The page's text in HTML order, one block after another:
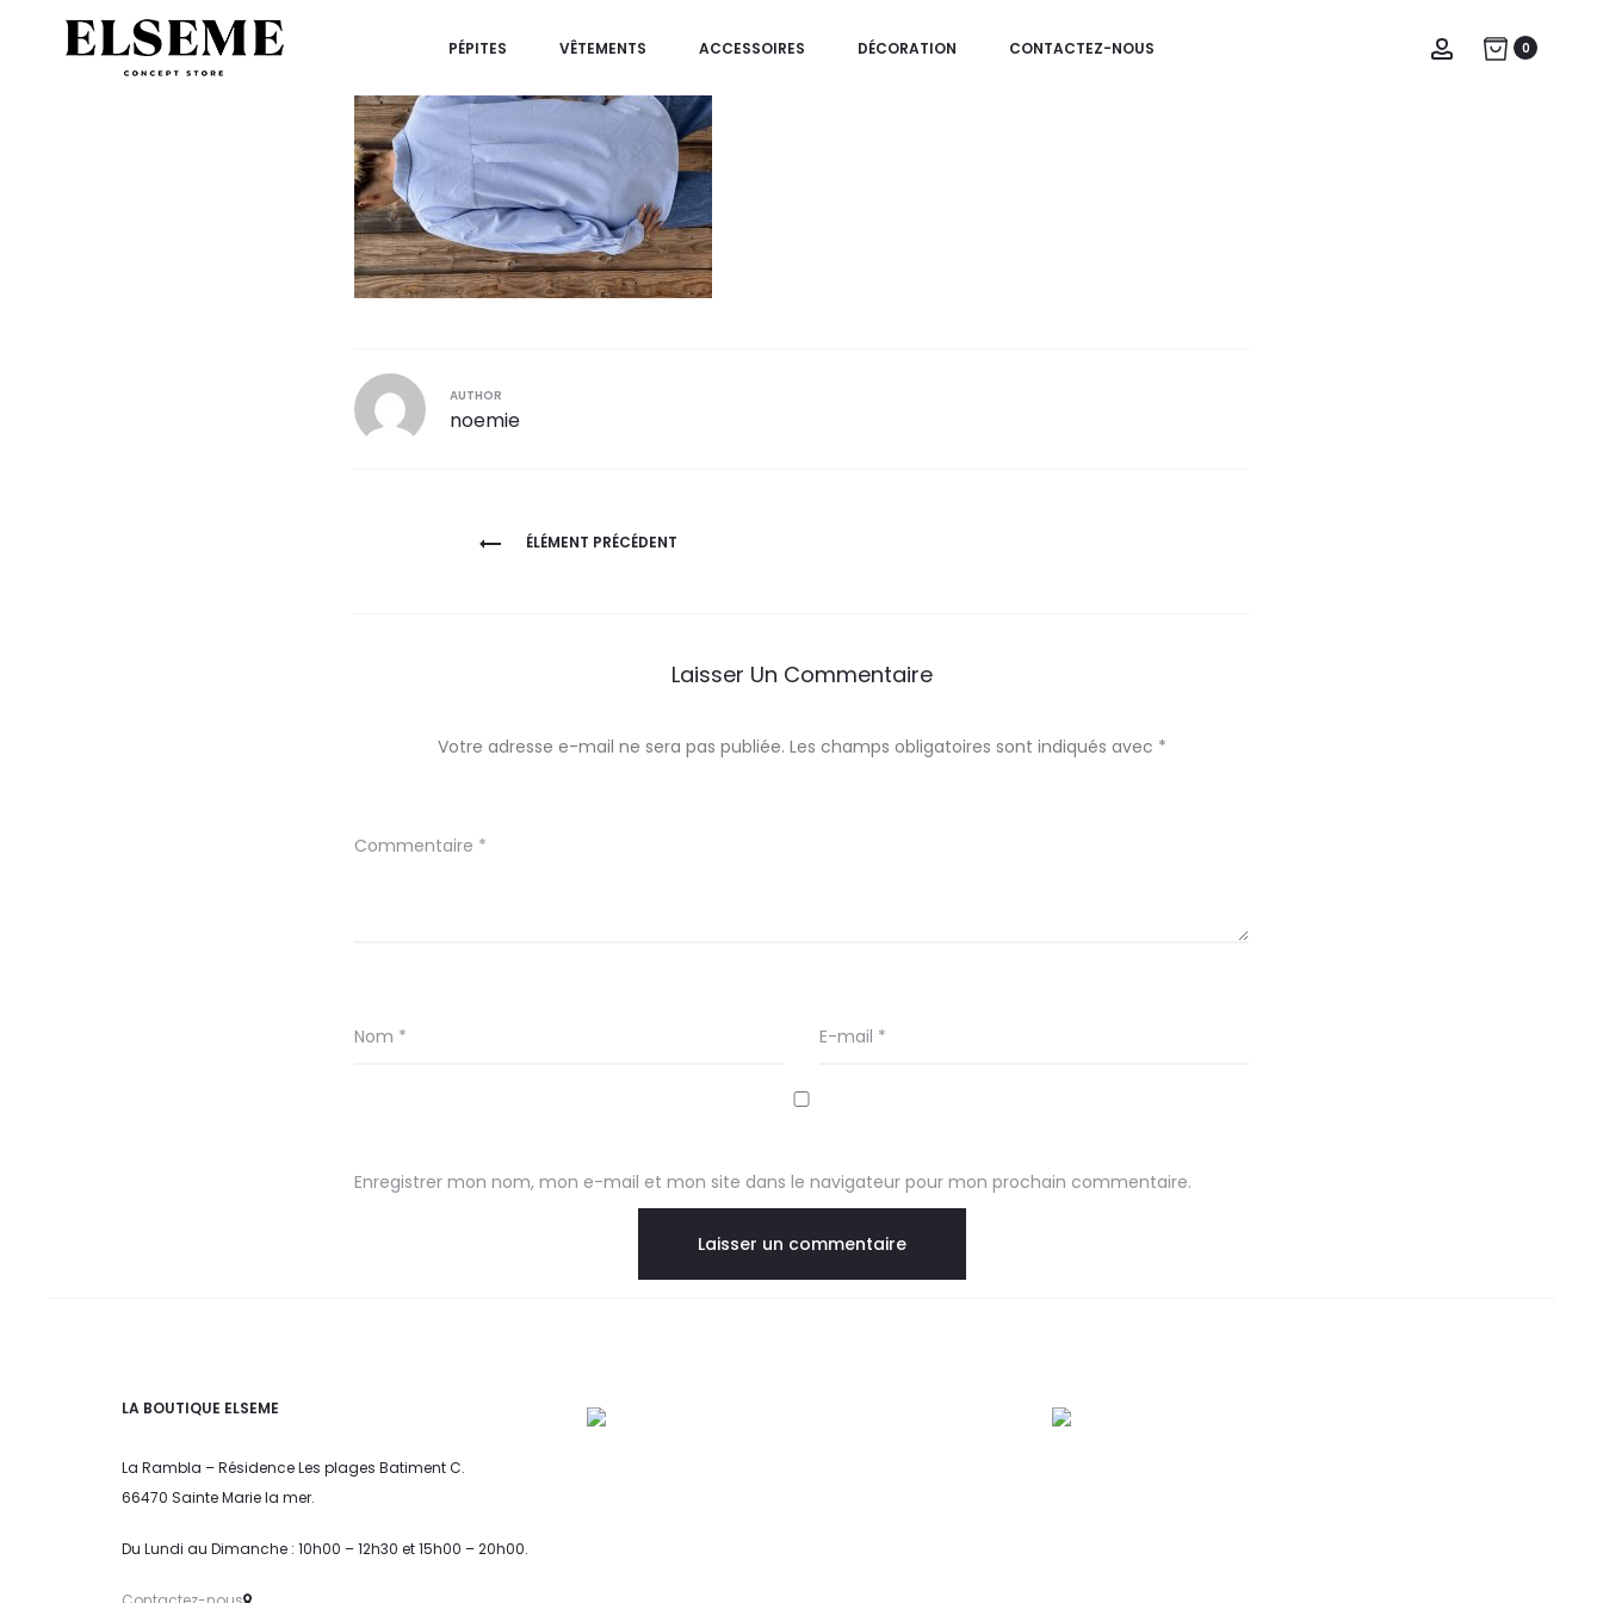
PÉPITES VÊTEMENTS ACCESSOIRES DÉCORATION CONTACTEZ-NOUS Account0
AUTHOR
noemie
ÉLÉMENT PRÉCÉDENT
Laisser Un Commentaire
Votre adresse e-mail ne sera pas publiée. Les champs obligatoires sont indiqués avec *
Commentaire *
Nom * E-mail *
Enregistrer mon nom, mon e-mail et mon site dans le navigateur pour mon prochain commentaire.
LA BOUTIQUE ELSEME
La Rambla – Résidence Les plages Batiment C.
66470 Sainte Marie la mer.
Du Lundi au Dimanche : 10h00 – 12h30 et 15h00 – 20h00.